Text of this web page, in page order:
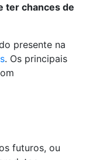
ter chances de
presente na
. Os principais
futuros, ou